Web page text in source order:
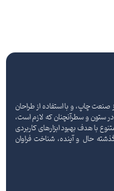
چاپ، و با استفاده از طراحان
ستون و سطرآنچنان که لازم است،
با هدف بهبود ابزارهای کاربردی
حال و آینده، شناخت فراوان